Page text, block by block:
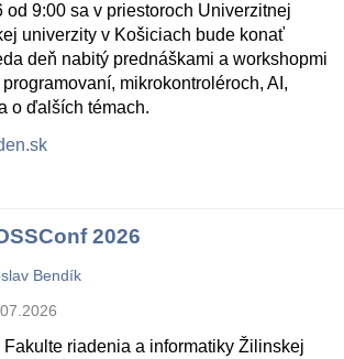
od 9:00 sa v priestoroch Univerzitnej
univerzity v Košiciach bude konať
deň nabitý prednáškami a workshopmi
mikrokontroléroch, AI,
o ďalších témach.
2026
Bendík
riadenia a informatiky Žilinskej